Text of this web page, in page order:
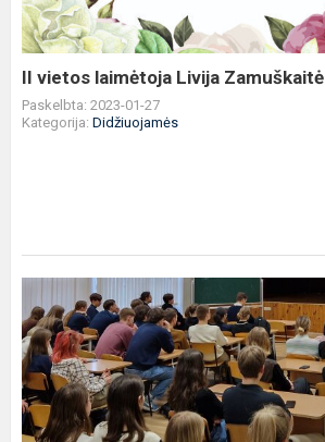
II vietos laimėtoja Livija Zamuškaitė
Paskelbta: 2023-01-27
Kategorija: Didžiuojamės
ugdymo
renginiai